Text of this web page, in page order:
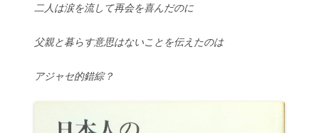
二人は涙を流して再会を喜んだのに
父親と暮らす意思はないことを伝えたのは
アジャセ的錯綜？